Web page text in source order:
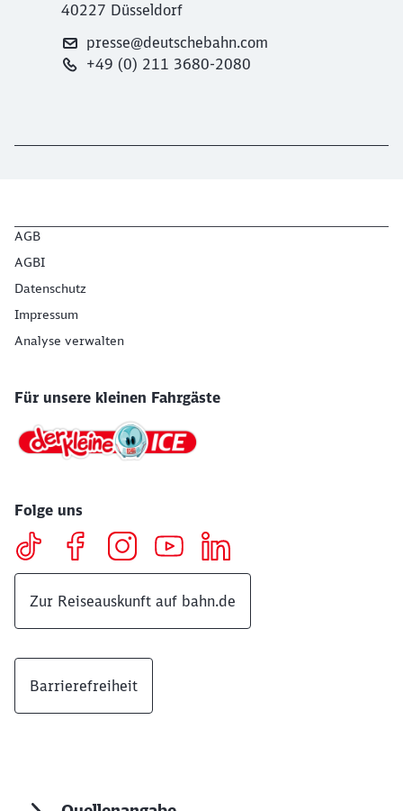
40227 Düsseldorf
presse@deutschebahn.com
+49 (0) 211 3680-2080
AGB
AGBI
Datenschutz
Impressum
Analyse verwalten
Für unsere kleinen Fahrgäste
Folge uns
Zur Reiseauskunft auf bahn.de
Barrierefreiheit